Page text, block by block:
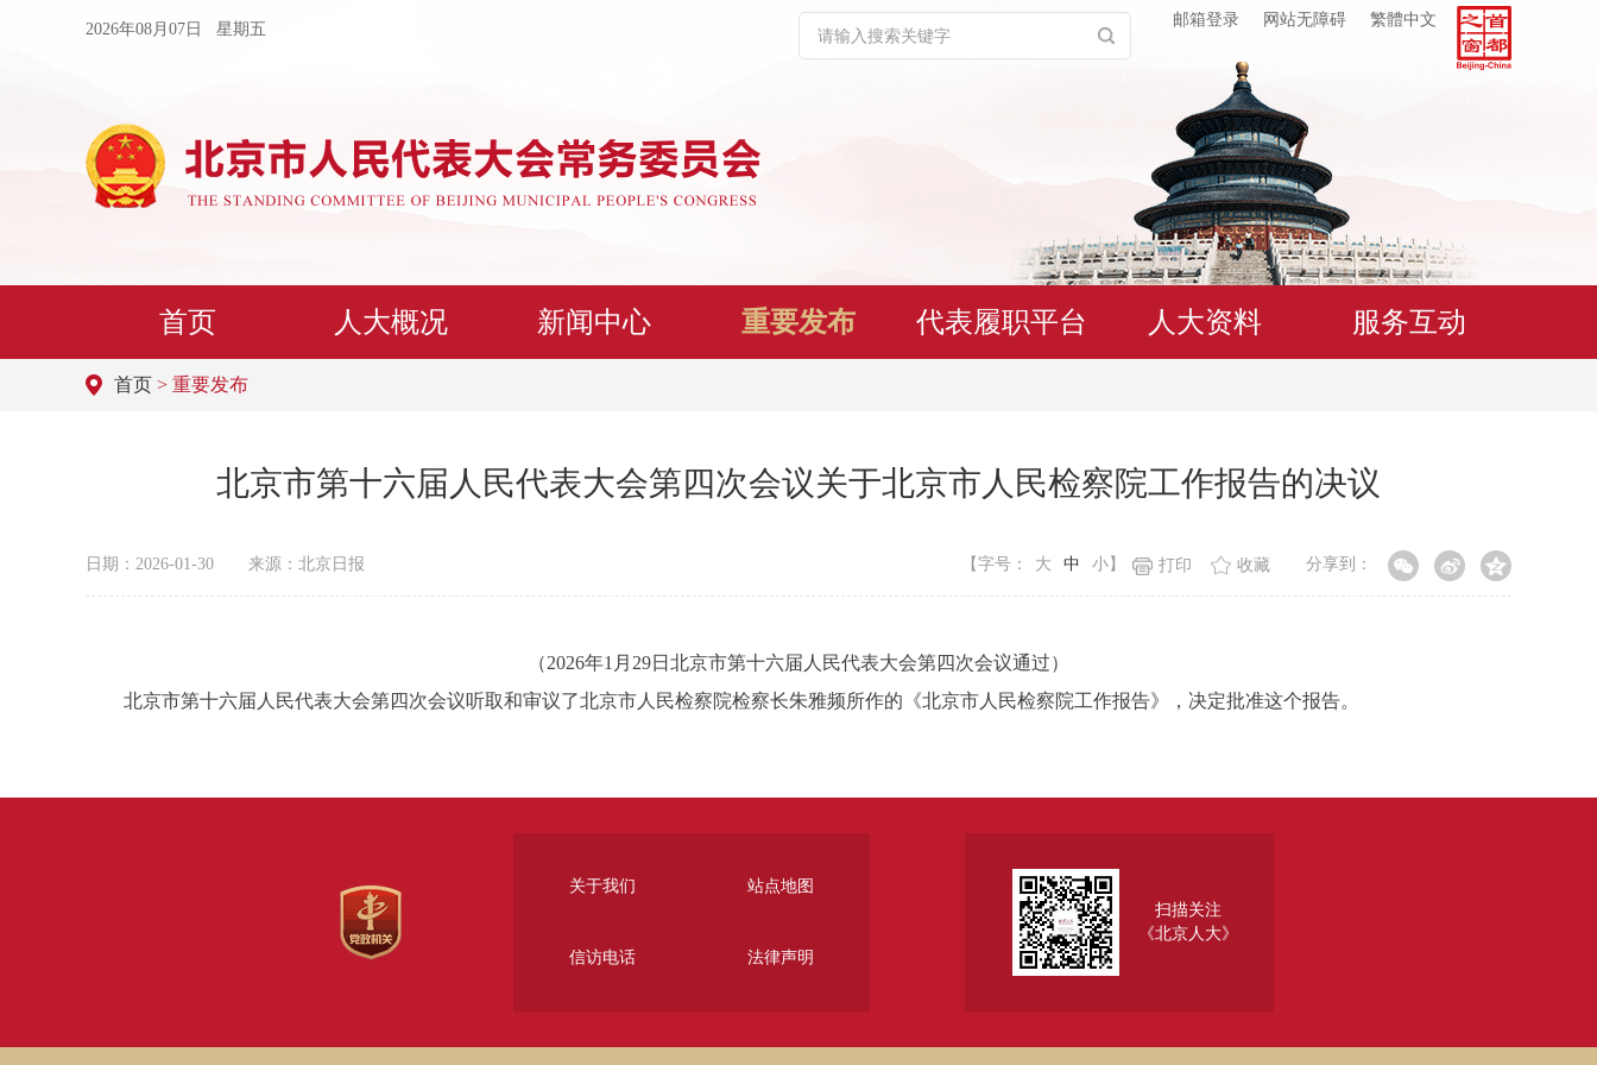
2026年08月07日 星期五
邮箱登录 网站无障碍 繁體中文
首页 人大概况 新闻中心 重要发布 代表履职平台 人大资料 服务互动
首页 > 重要发布
北京市第十六届人民代表大会第四次会议关于北京市人民检察院工作报告的决议
日期：2026-01-30 来源：北京日报 分享到：
【字号： 大 中 小 】 收藏
打印
（2026年1月29日北京市第十六届人民代表大会第四次会议通过）
北京市第十六届人民代表大会第四次会议听取和审议了北京市人民检察院检察长朱雅频所作的《北京市人民检察院工作报告》，决定批准这个报告。
扫描关注
《北京人大》
关于我们 站点地图
信访电话 法律声明